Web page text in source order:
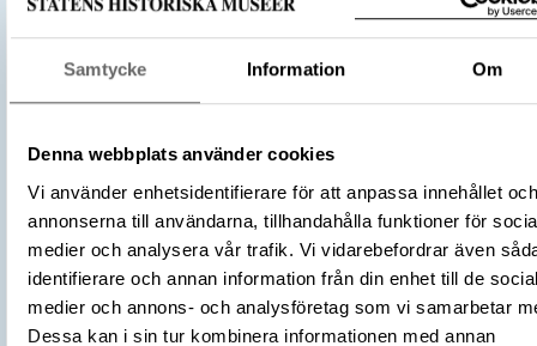
Samtycke Information Om
Denna webbplats använder cookies
Vi använder enhetsidentifierare för att anpassa innehållet och
annonserna till användarna, tillhandahålla funktioner för
medier och analysera vår trafik. Vi vidarebefordrar även
identifierare och annan information från din enhet till de
medier och annons- och analysföretag som vi samarbetar
Dessa kan i sin tur kombinera informationen med annan
Storlek
Vikt 1.38 g
Antal
1
Datering
991 (cirka) – 997 (cirka)
Tidsperiod
Vikingatid
Tillverkningsplats
Tillverkare
Ethelred II (Myntherre)
Wulfnoth(Myntmästare)
Föremålsnummer
3006796
Andra nummer
Undernummer: 1081